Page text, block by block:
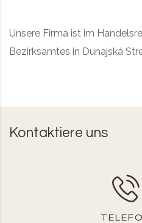
Unsere Firma ist im
Bezirksamtes in Dunajská
Kontaktiere uns